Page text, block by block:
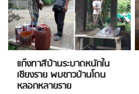
แก๊งทาสีบ้านระบาดหนักใน
เชียงราย พบชาวบ้านโดน
หลอกหลายราย